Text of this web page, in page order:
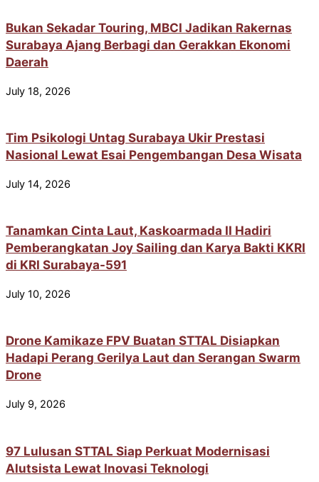
Bukan Sekadar Touring, MBCI Jadikan Rakernas
Surabaya Ajang Berbagi dan Gerakkan Ekonomi
Daerah
July 18, 2026
Tim Psikologi Untag Surabaya Ukir Prestasi
Nasional Lewat Esai Pengembangan Desa Wisata
July 14, 2026
Tanamkan Cinta Laut, Kaskoarmada II Hadiri
Pemberangkatan Joy Sailing dan Karya Bakti KKRI
di KRI Surabaya-591
July 10, 2026
Drone Kamikaze FPV Buatan STTAL Disiapkan
Hadapi Perang Gerilya Laut dan Serangan Swarm
Drone
July 9, 2026
97 Lulusan STTAL Siap Perkuat Modernisasi
Alutsista Lewat Inovasi Teknologi